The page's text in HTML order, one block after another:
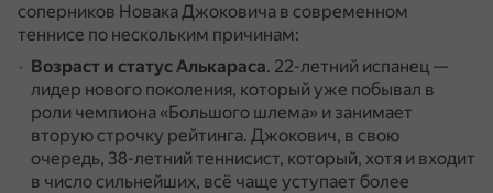
соперников Новака Джоковича в современном
теннисе по нескольким причинам:
Возраст и статус Алькараса. 22-летний испанец —
лидер нового поколения, который уже побывал в
роли чемпиона «Большого шлема» и занимает
вторую строчку рейтинга. Джокович, в свою
очередь, 38-летний теннисист, который, хотя и входит
в число сильнейших, всё чаще уступает более